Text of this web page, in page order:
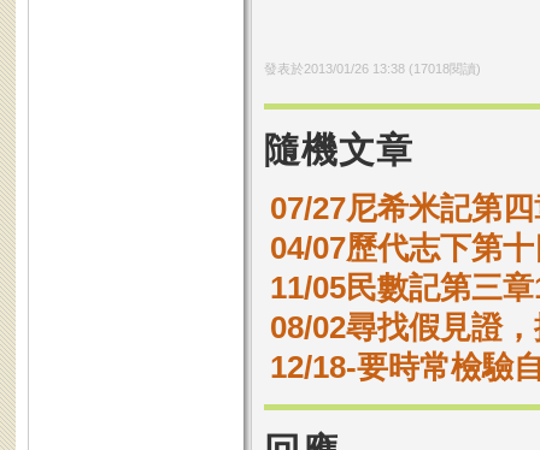
發表於2013/01/26 13:38(17018閱讀)
隨機文章
07/27尼希米記第
04/07歷代志下第
11/05民數記第三
08/02尋找假見證
12/18-要時常檢驗